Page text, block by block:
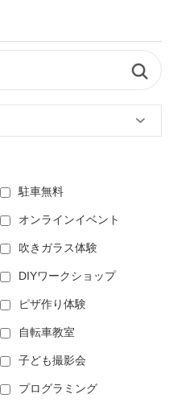
駐車無料
オンラインイベント
吹きガラス体験
DIYワークショップ
ピザ作り体験
自転車教室
子ども撮影会
プログラミング